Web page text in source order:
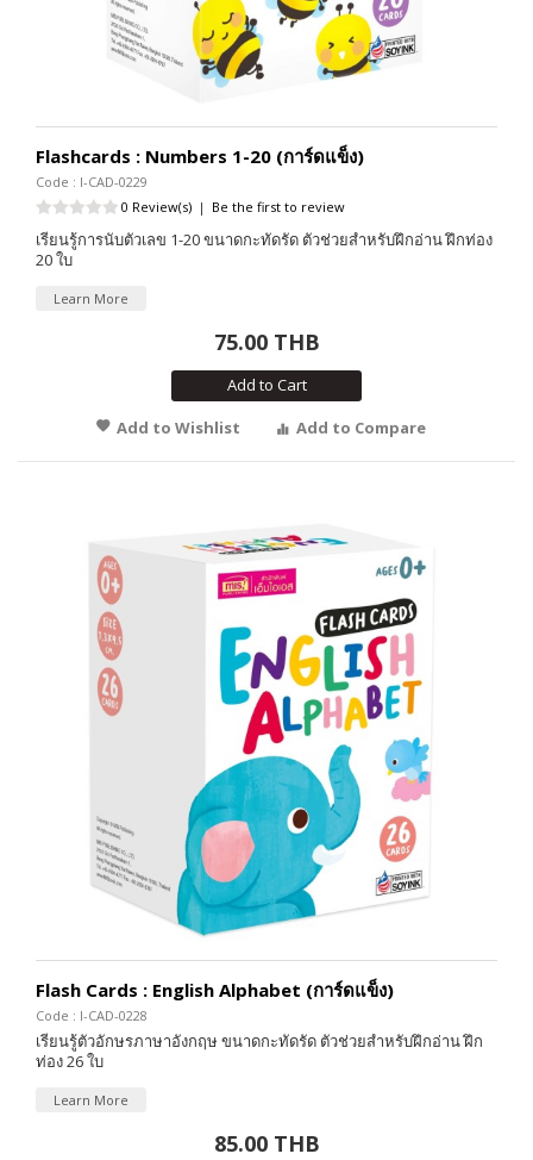
Flashcards : Numbers 1-20 (การ์ดแข็ง)
Code : I-CAD-0229
0 Review(s) | Be the first to review
เรียนรู้การนับตัวเลข 1-20 ขนาดกะทัดรัด ตัวช่วยสำหรับฝึกอ่าน ฝึกท่อง
20 ใบ
Learn More
75.00 THB
Add to Cart
Add to Wishlist
Add to Compare
Flash Cards : English Alphabet (การ์ดแข็ง)
Code : I-CAD-0228
เรียนรู้ตัวอักษรภาษาอังกฤษ ขนาดกะทัดรัด ตัวช่วยสำหรับฝึกอ่าน ฝึก
ท่อง 26 ใบ
Learn More
85.00 THB